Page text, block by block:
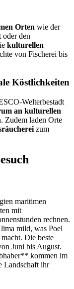
Orten wie der
oder den
kulturellen
von Fischerei bis
Köstlichkeiten
Welterbestadt
an kulturellen
Zudem laden Orte
zum
maritimen
mit
rechnen.
mild, was Poel
Die beste
Juni bis August.
kommen im
Landschaft ihr